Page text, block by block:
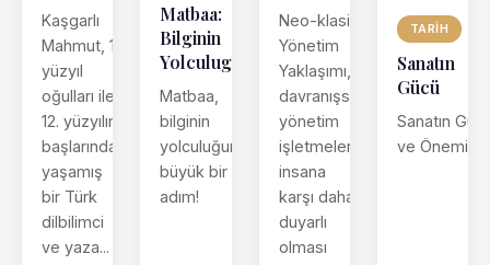
Kaşgarlı
Mahmut, 11.
yüzyıl
oğulları ile
12. yüzyılın
başlarında
yaşamış
bir Türk
dilbilimci
ve yaza...
Matbaa:
Bilginin
Yolculugu
Matbaa,
bilginin
yolculuğunda
büyük bir
adım!
Neo-klasik
Yönetim
Yaklaşımı,
davranışsal
yönetim
işletmelerin
insana
karşı daha
duyarlı
olması
TARIH
Sanatın
Gücü
Sanatın
ve Önemi